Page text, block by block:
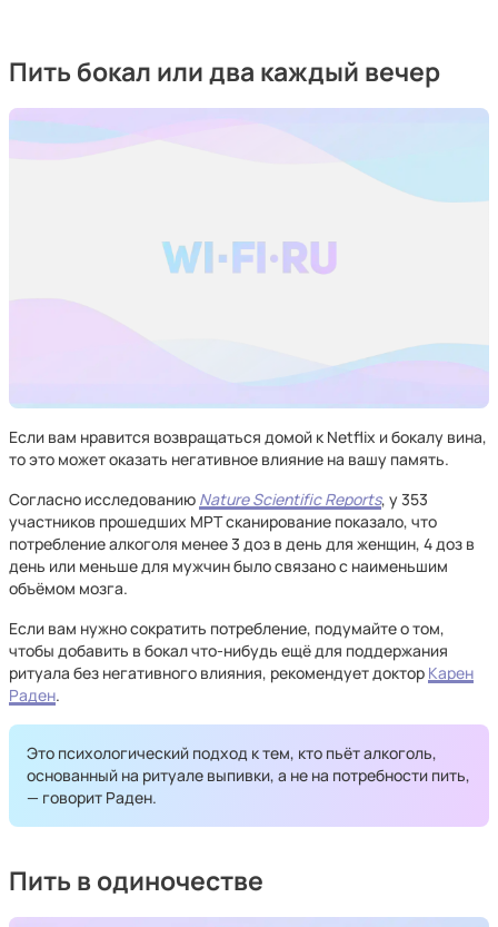
Пить бокал или два каждый вечер
Если вам нравится возвращаться домой к Netflix и бокалу вина,
то это может оказать негативное влияние на вашу память.
Согласно исследованию Nature Scientific Reports, у 353
участников прошедших МРТ сканирование показало, что
потребление алкоголя менее 3 доз в день для женщин, 4 доз в
день или меньше для мужчин было связано с наименьшим
объёмом мозга.
Если вам нужно сократить потребление, подумайте о том,
чтобы добавить в бокал что-нибудь ещё для поддержания
ритуала без негативного влияния, рекомендует доктор Карен
Раден.
Это психологический подход к тем, кто пьёт алкоголь,
основанный на ритуале выпивки, а не на потребности пить,
— говорит Раден.
Пить в одиночестве